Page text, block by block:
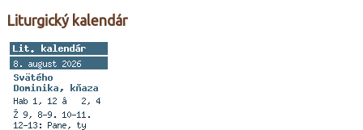
Liturgický kalendár